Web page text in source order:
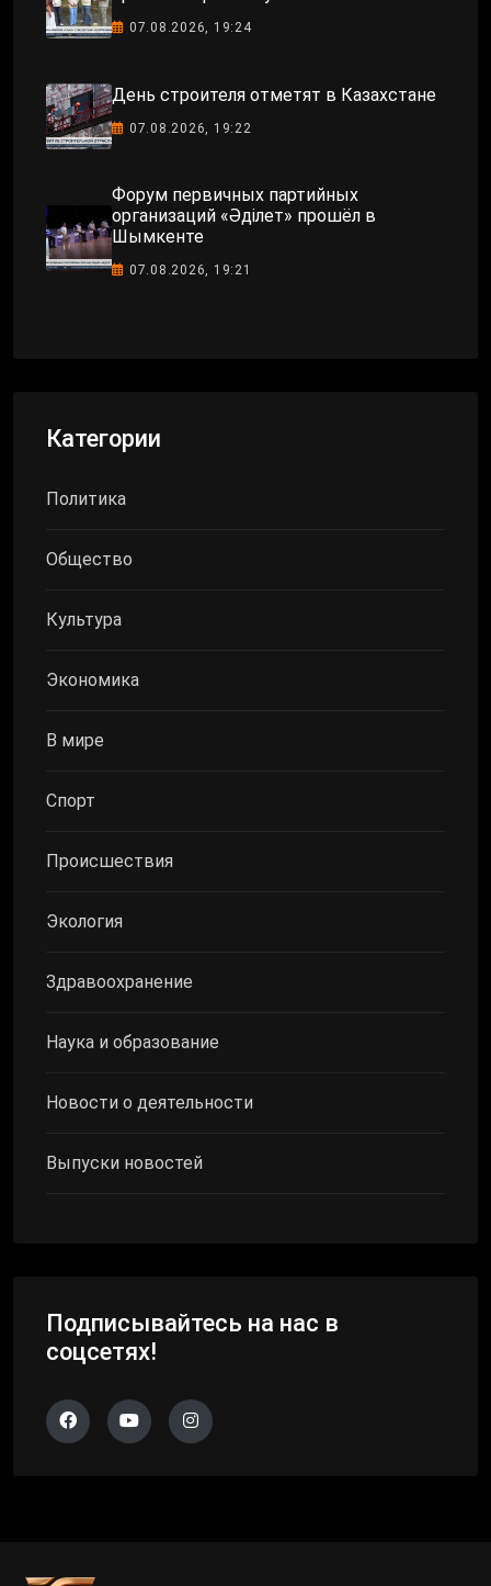
07.08.2026, 19:24
День строителя отметят в Казахстане
07.08.2026, 19:22
Форум первичных партийных
организаций «Әділет» прошёл в
Шымкенте
07.08.2026, 19:21
Категории
Политика
Общество
Культура
Экономика
В мире
Спорт
Происшествия
Экология
Здравоохранение
Наука и образование
Новости о деятельности
Выпуски новостей
Подписывайтесь на нас в
соцсетях!